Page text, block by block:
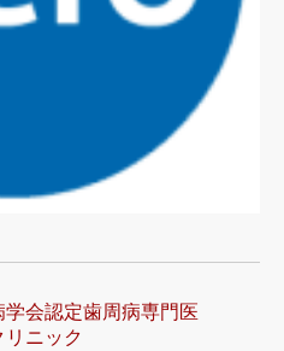
学会認定歯周病専門医
ック